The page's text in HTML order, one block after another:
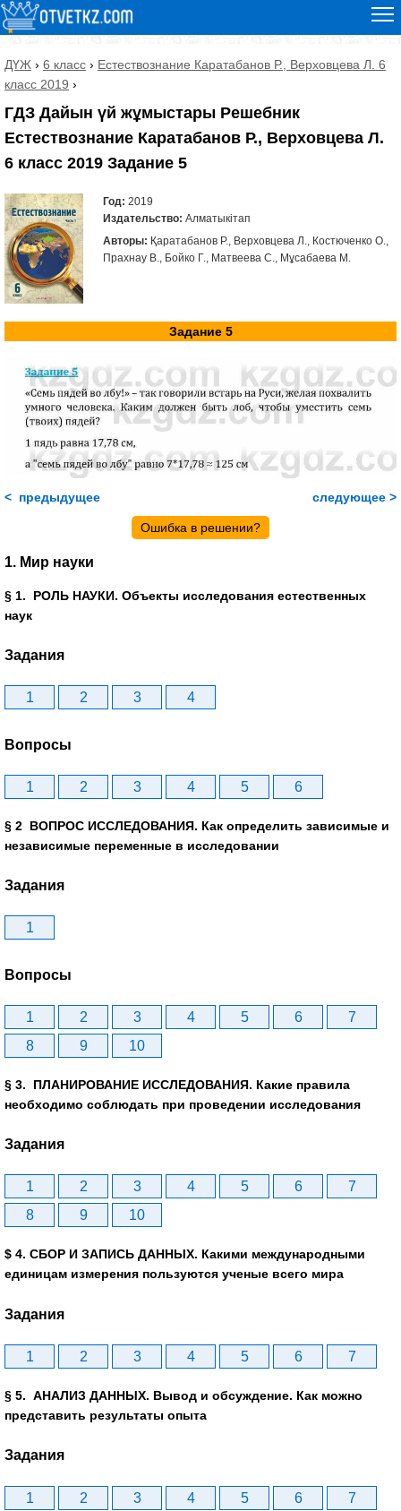
ДҮЖ › 6 класс › Естествознание Каратабанов Р., Верховцева Л. 6
класс 2019 ›
ГДЗ Дайын үй жұмыстары Решебник
Естествознание Каратабанов Р., Верховцева Л.
6 класс 2019 Задание 5
Год: 2019
Издательство: Алматыкітап
Авторы: Қаратабанов Р., Верховцева Л., Костюченко О.,
Прахнау В., Бойко Г., Матвеева С., Мұсабаева М.
Задание 5
< предыдущее следующее >
Ошибка в решении?
1. Мир науки
§ 1. РОЛЬ НАУКИ. Объекты исследования естественных
наук
Задания
1 2 3 4
Вопросы
1 2 3 4 5 6
§ 2 ВОПРОС ИССЛЕДОВАНИЯ. Как определить зависимые и
независимые переменные в исследовании
Задания
1
Вопросы
1 2 3 4 5 6
7
8
9 10
§ 3. ПЛАНИРОВАНИЕ ИССЛЕДОВАНИЯ. Какие правила
необходимо соблюдать при проведении исследования
Задания
1 2 3 4 5 6
7
8
9 10
$ 4. СБОР И ЗАПИСЬ ДАННЫХ. Какими международными
единицам измерения пользуются ученые всего мира
Задания
1 2 3 4 5 6 7
§ 5. АНАЛИЗ ДАННЫХ. Вывод и обсуждение. Как можно
представить результаты опыта
Задания
1 2 3 4 5 6
7